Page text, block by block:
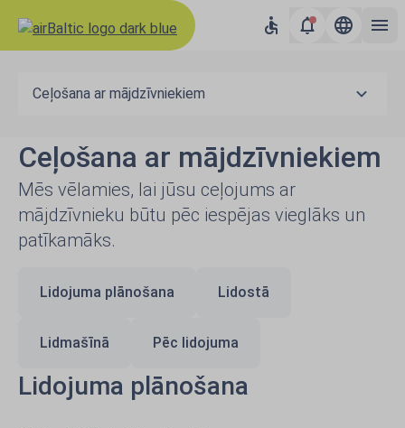
Ceļošana ar mājdzīvniekiem
Ceļošana ar mājdzīvniekiem
Mēs vēlamies, lai jūsu ceļojums ar
mājdzīvnieku būtu pēc iespējas vieglāks un
patīkamāks.
Lidojuma plānošana Lidostā
Lidmašīnā Pēc lidojuma
Lidojuma plānošana